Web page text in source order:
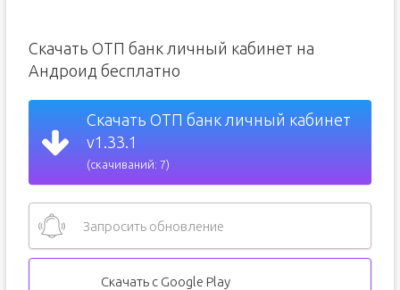
Скачать ОТП банк личный кабинет на
Андроид бесплатно
Скачать ОТП банк личный кабинет
v1.33.1
(скачиваний: 7)
Запросить обновление
Скачать с Google Play